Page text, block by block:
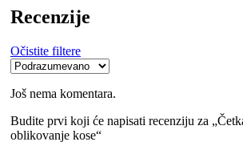
Recenzije
Očistite filtere
Još nema komentara.
Budite prvi koji će napisati recenziju za
oblikovanje kose“